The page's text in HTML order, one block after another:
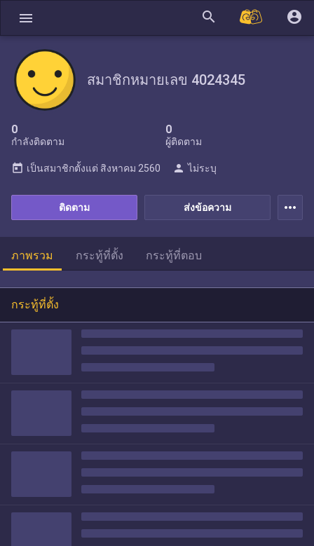
menu search account_circle
สมาชิกหมายเลข 4024345
0
กำลังติดตาม
0
ผู้ติดตาม
ส่งข้อความ
ติดตาม
today เป็นสมาชิกตั้งแต่ สิงหาคม 2560 person ไม่ระบุ
more_horiz
ภาพรวม กระทู้ที่ตั้ง กระทู้ที่ตอบ
กระทู้ที่ตั้ง